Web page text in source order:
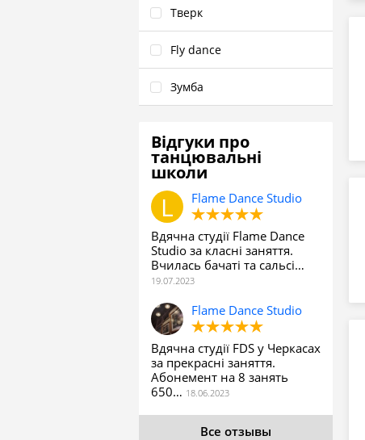
Тверк
Fly dance
Зумба
Відгуки про
танцювальні
школи
Flame Dance Studio
Вдячна студії Flame Dance
Studio за класні заняття.
Вчилась бачаті та сальсі…
Flame Dance Studio
Вдячна студії FDS у Черкасах
за прекрасні заняття.
Абонемент на 8 занять
650…
Все отзывы